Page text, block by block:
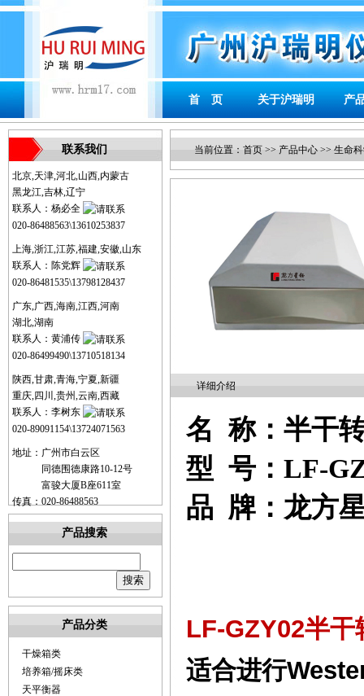
首 页 关于沪瑞明 产
联系我们
北京,天津,河北,山西,内蒙古
黑龙江,吉林,辽宁
联系人：杨必全
020-86488563\13610253837
上海,浙江,江苏,福建,安徽,山东
联系人：陈党辉
020-86481535\13798128437
广东,广西,海南,江西,河南
湖北,湖南
联系人：黄浦传
020-86499490\13710518134
陕西,甘肃,青海,宁夏,新疆
重庆,四川,贵州,云南,西藏
联系人：李树东
020-89091154\13724071563
地址：广州市白云区
同德围德康路10-12号
富骏大厦B座611室
传真：020-86488563
产品搜索
产品分类
干燥箱类
培养箱/摇床类
天平衡器
当前位置： 首页 >> 产品中心 >> 生命
详细介绍
名 称： 半干
型 号： LF-
品 牌： 龙方
LF-GZY02半干
适合进行